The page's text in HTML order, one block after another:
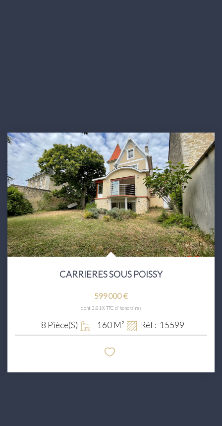
CARRIERES SOUS POISSY
599 000 €
dont 3,81% TTC d'honoraires
8 Pièce(s) 160 M² Réf : 15599